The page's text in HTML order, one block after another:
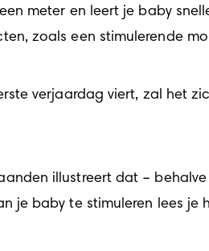
meter en leert je baby
zoals een stimulerende
verjaardag viert, zal het
illustreert dat –
je baby te stimuleren lees je